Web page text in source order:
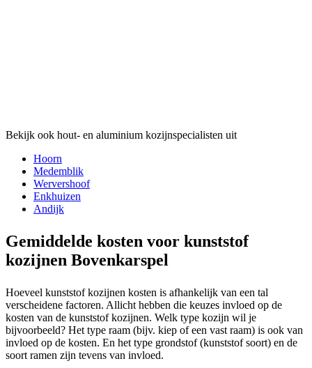
Bekijk ook hout- en aluminium kozijnspecialisten uit
Hoorn
Medemblik
Wervershoof
Enkhuizen
Andijk
Gemiddelde kosten voor kunststof
kozijnen Bovenkarspel
Hoeveel kunststof kozijnen kosten is afhankelijk van een tal
verscheidene factoren. Allicht hebben die keuzes invloed op de
kosten van de kunststof kozijnen. Welk type kozijn wil je
bijvoorbeeld? Het type raam (bijv. kiep of een vast raam) is ook van
invloed op de kosten. En het type grondstof (kunststof soort) en de
soort ramen zijn tevens van invloed.